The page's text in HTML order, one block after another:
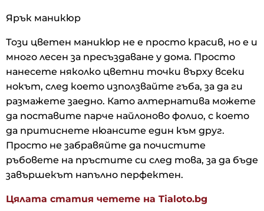
Ярък маникюр
Този цветен маникюр не е просто красив, но е и
много лесен за пресъздаване у дома. Просто
нанесете няколко цветни точки върху всеки
нокът, след което използвайте гъба, за да ги
размажете заедно. Като алтернатива можете
да поставите парче найлоново фолио, с което
да притиснете нюансите един към друг.
Просто не забравяйте да почистите
ръбовете на пръстите си след това, за да бъде
завършекът напълно перфектен.
Цялата статия четете на Tialoto.bg